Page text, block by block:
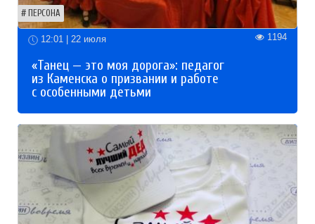
ПЕРСОНА
12:01 | 22 июля 1194
«Танец — это моя дорога»: педагог
из Каменска о призвании и работе
с особенными детьми